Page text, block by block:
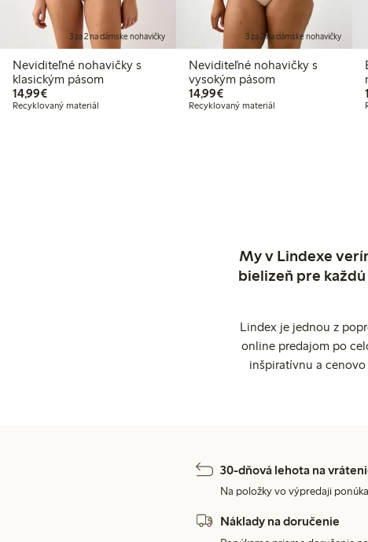
3 za 2 na dámske nohavičky
Neviditeľné nohavičky s
klasickým pásom
14,99€14,99 €
Recyklovaný materiál
3 za 2 na dámske nohavičky
Neviditeľné nohavičky s
vysokým pásom
14,99€14,99 €
Recyklovaný materiál
My v Lindexe
bielizeň pre
Lindex je jednou z
online predajom po
inšpiratívnu a
30-dňová lehota na
Na položky vo výpredaji
Náklady na doručenie